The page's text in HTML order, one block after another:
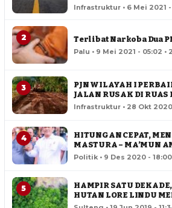
Infrastruktur • 6 Mei 2021 -
2 Terlibat Narkoba Dua
Palu • 9 Mei 2021 - 05:02 •
3
PJN WILAYAH I
JALAN RUSAK DI RUAS
Infrastruktur • 28 Okt 2020
4
HITUNGAN CEPAT,
MASTURA – MA’MUN
SULTENG
Politik • 9 Des 2020 -
5
HAMPIR SATU
HUTAN LORE LINDU
HEKTAR